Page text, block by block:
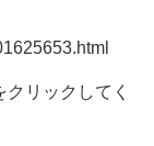
リックしてく